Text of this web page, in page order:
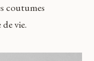
coutumes
vie.